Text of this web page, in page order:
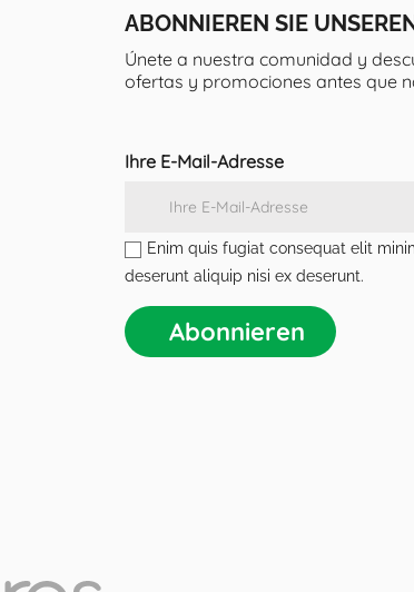
ABONNIEREN SIE
Únete a nuestra comunidad y
ofertas y promociones antes que
Ihre E-Mail-Adresse
Enim quis fugiat consequat elit
deserunt aliquip nisi ex deserunt.